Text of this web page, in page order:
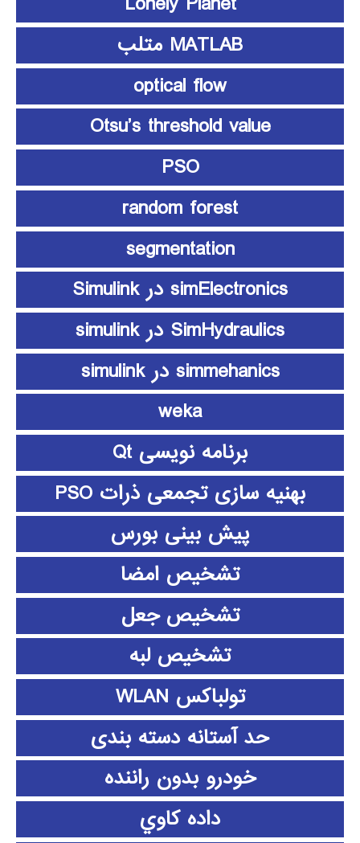
MATLAB متلب
optical flow
Otsu’s threshold value
PSO
random forest
segmentation
simElectronics در Simulink
SimHydraulics در simulink
simmehanics در simulink
weka
برنامه نویسی Qt
بهنیه سازی تجمعی ذرات PSO
پیش بینی بورس
تشخیص امضا
تشخیص جعل
تشخیص لبه
تولباکس WLAN
حد آستانه دسته بندی
خودرو بدون راننده
داده كاوي